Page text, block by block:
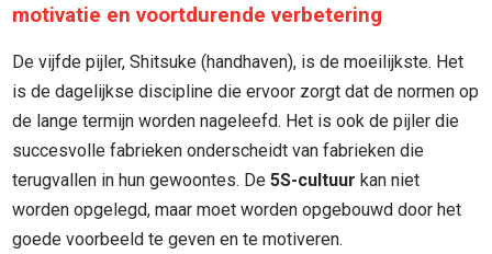
motivatie en voortdurende verbetering
De vijfde pijler, Shitsuke (handhaven), is de moeilijkste. Het
is de dagelijkse discipline die ervoor zorgt dat de normen op
de lange termijn worden nageleefd. Het is ook de pijler die
succesvolle fabrieken onderscheidt van fabrieken die
terugvallen in hun gewoontes. De5S-cultuur kan niet
worden opgelegd, maar moet worden opgebouwd door het
goede voorbeeld te geven en te motiveren.